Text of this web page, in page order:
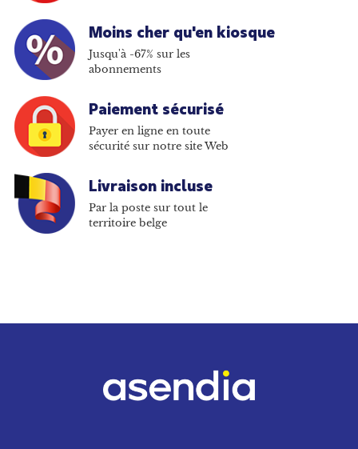
Moins cher qu'en kiosque
Jusqu'à -67% sur les
abonnements
Paiement sécurisé
Payer en ligne en toute
sécurité sur notre site Web
Livraison incluse
Par la poste sur tout le
territoire belge